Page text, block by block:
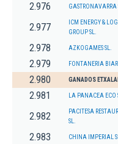
2.976 GASTRONAVARRA
2.977
ICM ENERGY &
GROUP SL.
2.978 AZKOGAMES SL.
2.979 FONTANERIA BIAR
2.980 GANADOS
2.981 LA PANACEA ECO
2.982
PACITESA
SL.
2.983 CHINA IMPERIAL